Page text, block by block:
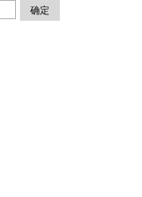
确定